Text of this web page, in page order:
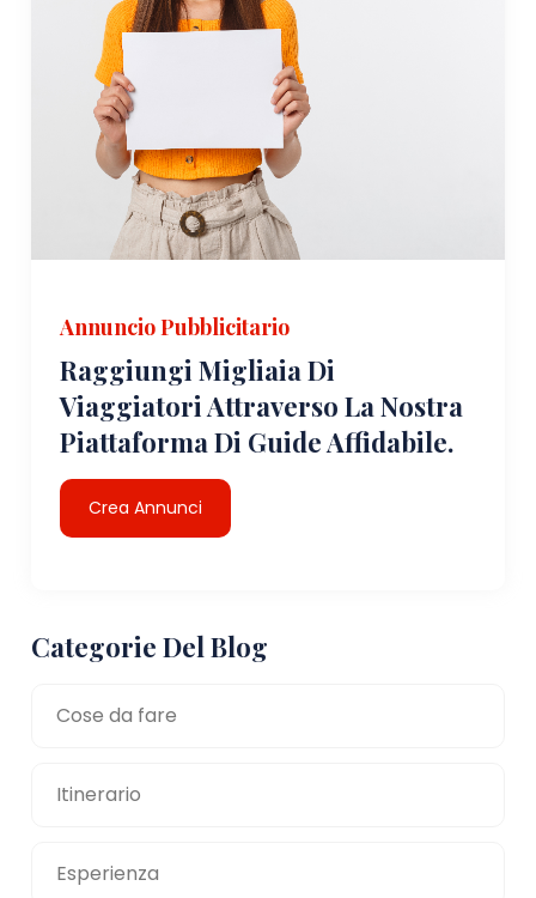
Annuncio Pubblicitario
Raggiungi Migliaia Di
Viaggiatori Attraverso La Nostra
Piattaforma Di Guide Affidabile.
Crea Annunci
Categorie Del Blog
Cose da fare
Itinerario
Esperienza